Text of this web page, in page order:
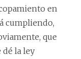
en
cumpliendo,
que
la ley